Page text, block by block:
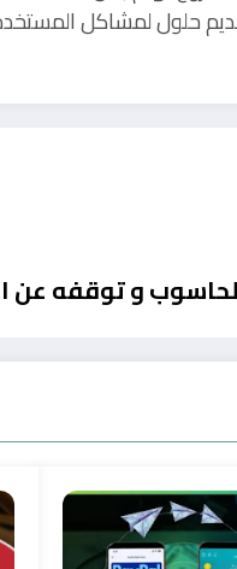
حلول لمشاكل
و توقفه عن